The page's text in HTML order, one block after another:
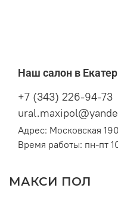
Наш салон в
+7 (343) 226-94-73
Адрес: Московская 190
Время работы: пн-пт
МАКСИ ПОЛ